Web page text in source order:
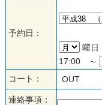
予約日：
曜日
17:00 ～
コート：
OUT
連絡事項：